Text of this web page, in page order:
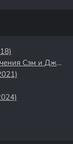
Мистические приключения Сэм и Джейд (2022)